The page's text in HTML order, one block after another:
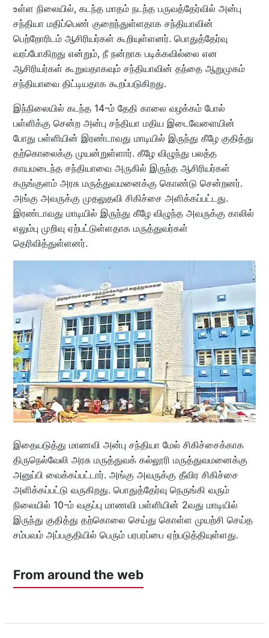
உள்ள நிலையில், கடந்த மாதம் நடந்த பருவத்தேர்வில் அன்பு
சந்தியா மதிப்பெண் குறைந்துள்ளதாக சந்தியாவின்
பெற்றோரிடம் ஆசிரியர்கள் கூறியுள்ளனர். பொதுத்தேர்வு
வரப்போகிறது என்றும், நீ நன்றாக படிக்கவில்லை என
ஆசிரியர்கள் கூறுவதாகவும் சந்தியாவின் தந்தை ஆறுமுகம்
சந்தியாவை திட்டியதாக கூறப்படுகிறது.
இந்நிலையில் கடந்த 14-ம் தேதி காலை வழக்கம் போல்
பள்ளிக்கு சென்ற அன்பு சந்தியா மதிய இடைவேளையின்
போது பள்ளியின் இரண்டாவது மாடியில் இருந்து கீழே குதித்து
தற்கொலைக்கு முயன்றுள்ளார். கீழே விழுந்து பலத்த
காயமடைந்த சந்தியாவை அருகில் இருந்த ஆசிரியர்கள்
கருங்குளம் அரசு மருத்துவமனைக்கு கொண்டு சென்றனர்.
அங்கு அவருக்கு முதலுதவி சிகிச்சை அளிக்கப்பட்டது.
இரண்டாவது மாடியில் இருந்து கீழே விழுந்த அவருக்கு காலில்
எலும்பு முறிவு ஏற்பட்டுள்ளதாக மருத்துவர்கள்
தெரிவித்துள்ளனர்.
இதையடுத்து மாணவி அன்பு சந்தியா மேல் சிகிச்சைக்காக
திருநெல்வேலி அரசு மருத்துவக் கல்லூரி மருத்துவமனைக்கு
அனுப்பி வைக்கப்பட்டார். அங்கு அவருக்கு தீவிர சிகிச்சை
அளிக்கப்பட்டு வருகிறது. பொதுத்தேர்வு நெருங்கி வரும்
நிலையில் 10-ம் வகுப்பு மாணவி பள்ளியின் 2வது மாடியில்
இருந்து குதித்து தற்கொலை செய்து கொள்ள முயற்சி செய்த
சம்பவம் அப்பகுதியில் பெரும் பரபரப்பை ஏற்படுத்தியுள்ளது.
From around the web